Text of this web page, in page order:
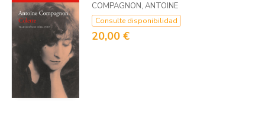
COMPAGNON, ANTOINE
Consulte disponibilidad
20,00 €